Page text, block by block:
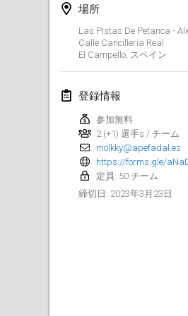
場所
Las Pistas De Petanca -
Calle Cancillería Real
El Campello, スペイン
登録情報
参加無料
2 (+1) 選手s / チーム
molkky@apefadal.es
https://forms.gle/
定員: 50 チーム
締切日 : 2023年3月23日
2023年2月
Open Grégorien
2023年2月4日
SingeliDuppeli
2023年2月4日 フィ
2023年2月11日|フ